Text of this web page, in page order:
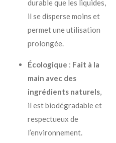
durable que les liquides,
il se disperse moins et
permet une utilisation
prolongée.
Écologique : Fait à la
main avec des
ingrédients naturels,
il est biodégradable et
respectueux de
l’environnement.